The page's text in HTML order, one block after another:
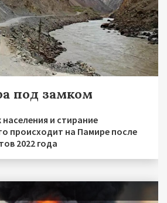
под замком
и стирание
происходит на Памире после
2022 года